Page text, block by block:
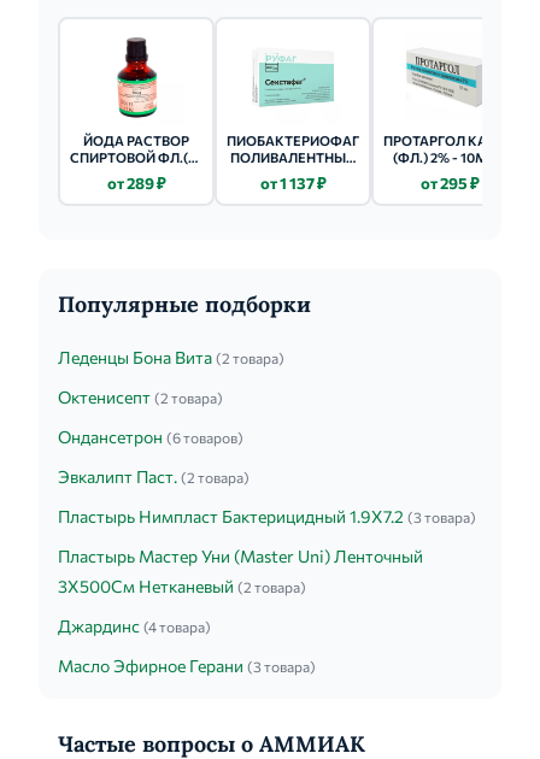
ЙОДА РАСТВОР
СПИРТОВОЙ ФЛ.(Р-
(С ЛОПАТКОЙ)
от 289 ₽
ПИОБАКТЕРИОФАГ
ПОЛИВАЛЕНТНЫЙ
Р (ФЛ.) 20МЛ 4 ШТ.
от 1 137 ₽
ПРОТАРГОЛ КАПЛИ
(ФЛ.) 2% - 10МЛ 1
от 295 ₽
Популярные подборки
Леденцы Бона Вита (2 товара)
Октенисепт (2 товара)
Ондансетрон (6 товаров)
Эвкалипт Паст. (2 товара)
Пластырь Нимпласт Бактерицидный 1.9Х7.2 (3 товара)
Пластырь Мастер Уни (Master Uni) Ленточный
3Х500См Нетканевый (2 товара)
Джардинс (4 товара)
Масло Эфирное Герани (3 товара)
Частые вопросы о АММИАК